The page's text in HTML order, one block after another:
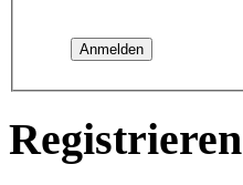
Registrieren